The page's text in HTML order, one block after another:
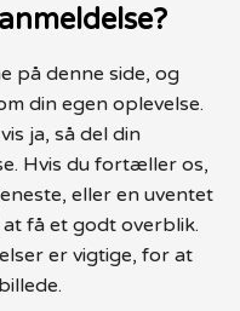
på denne side, og
din egen oplevelse.
ja, så del din
Hvis du fortæller os,
eller en uventet
få et godt overblik.
er vigtige, for at